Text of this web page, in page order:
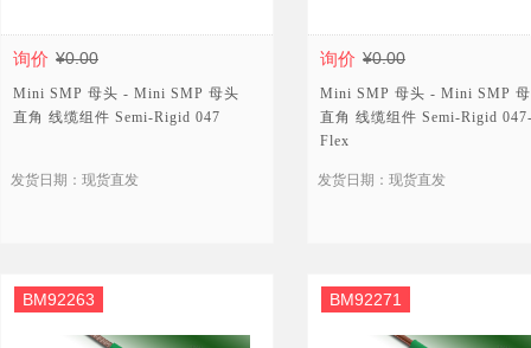
询价 ¥0.00
Mini SMP 母头 - Mini SMP 母头
直角 线缆组件 Semi-Rigid 047
发货日期：现货直发
询价 ¥0.00
Mini SMP 母头 - Mini SMP
直角 线缆组件 Semi-Rigid
Flex
发货日期：现货直发
BM92263 BM92271